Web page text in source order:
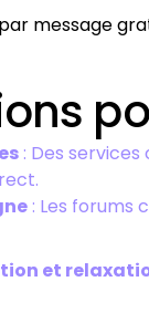
message
: Des
: Les forums
et